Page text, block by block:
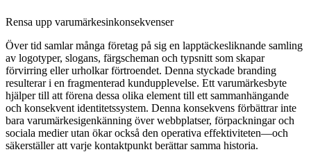
Rensa upp varumärkesinkonsekvenser
Över tid samlar många företag på sig en lapptäckesliknande samling
av logotyper, slogans, färgscheman och typsnitt som skapar
förvirring eller urholkar förtroendet. Denna styckade branding
resulterar i en fragmenterad kundupplevelse. Ett varumärkesbyte
hjälper till att förena dessa olika element till ett sammanhängande
och konsekvent identitetssystem. Denna konsekvens förbättrar inte
bara varumärkesigenkänning över webbplatser, förpackningar och
sociala medier utan ökar också den operativa effektiviteten—och
säkerställer att varje kontaktpunkt berättar samma historia.